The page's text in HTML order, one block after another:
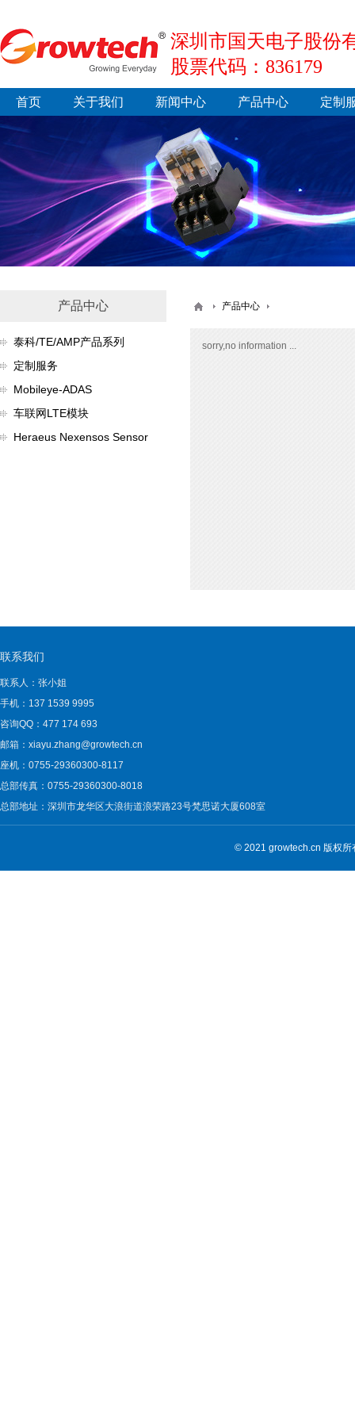
深圳市国天电子股份
股票代码：836179
首页 关于我们 新闻中心 产品中心 定制
产品中心
泰科/TE/AMP产品系列
定制服务
Mobileye-ADAS
车联网LTE模块
Heraeus Nexensos Sensor
产品中心
sorry,no information ...
联系我们
联系人：张小姐
手机：137 1539 9995
咨询QQ：477 174 693
邮箱：xiayu.zhang@growtech.cn
座机：0755-29360300-8117
总部传真：0755-29360300-8018
总部地址：深圳市龙华区大浪街道浪荣路23号梵思诺大厦608室
© 2021 growtech.cn 版权